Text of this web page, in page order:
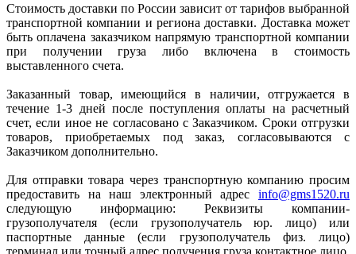
Стоимость доставки по России зависит от тарифов выбранной
транспортной компании и региона доставки. Доставка может
быть оплачена заказчиком напрямую транспортной компании
при получении груза либо включена в стоимость
выставленного счета.
Заказанный товар, имеющийся в наличии, отгружается в
течение 1-3 дней после поступления оплаты на расчетный
счет, если иное не согласовано с Заказчиком. Сроки отгрузки
товаров, приобретаемых под заказ, согласовываются с
Заказчиком дополнительно.
Для отправки товара через транспортную компанию просим
предоставить на наш электронный адрес info@gms1520.ru
следующую информацию: Реквизиты компании-
грузополучателя (если грузополучатель юр. лицо) или
паспортные данные (если грузополучатель физ. лицо)
терминал или точный адрес получения груза контактное лицо,